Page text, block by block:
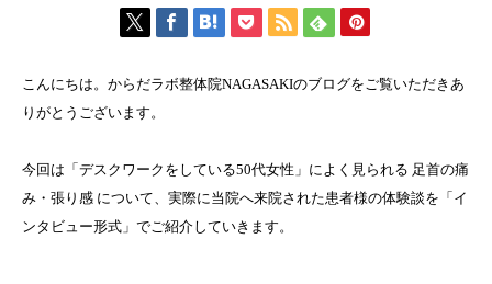
こんにちは。からだラボ整体院NAGASAKIのブログをご覧いただきあ
りがとうございます。
今回は「デスクワークをしている50代女性」によく見られる 足首の痛
み・張り感 について、実際に当院へ来院された患者様の体験談を「イ
ンタビュー形式」でご紹介していきます。